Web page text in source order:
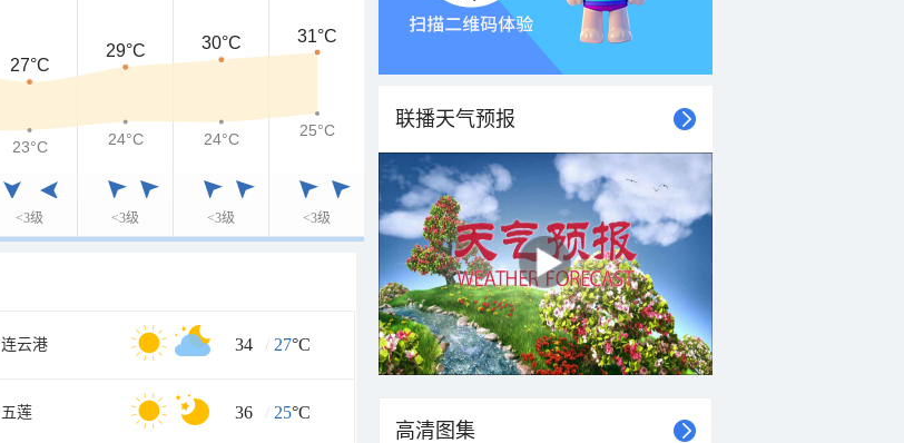
<3级 <3级 <3级 <3级
27°C
29°C 30°C 31°C
23°C 24°C 24°C 25°C
连云港 34 / 27°C
五莲 36 / 25°C
联播天气预报
高清图集